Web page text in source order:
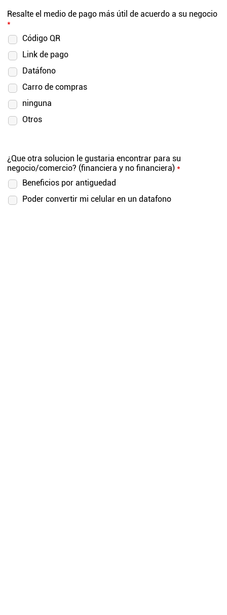
Resalte el medio de pago más útil de acuerdo a su negocio
*
Código QR
Link de pago
Datáfono
Carro de compras
ninguna
Otros
¿Que otra solucion le gustaria encontrar para su
negocio/comercio? (financiera y no financiera) *
Beneficios por antiguedad
Poder convertir mi celular en un datafono